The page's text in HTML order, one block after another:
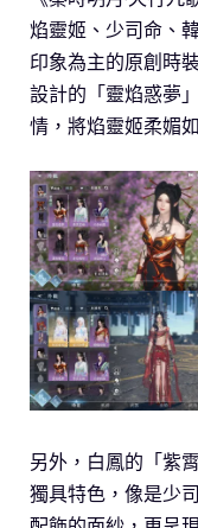
焰靈姬、少司命、
印象為主的原創時
設計的「靈焰惑夢
情，將焰靈姬柔媚
另外，白鳳的「紫
獨具特色，像是少